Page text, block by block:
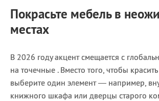
Покрасьте мебель в
местах
В 2026 году акцент смещается с
на точечные . Вместо того, чтобы
выберите один элемент — например,
книжного шкафа или дверцы старого